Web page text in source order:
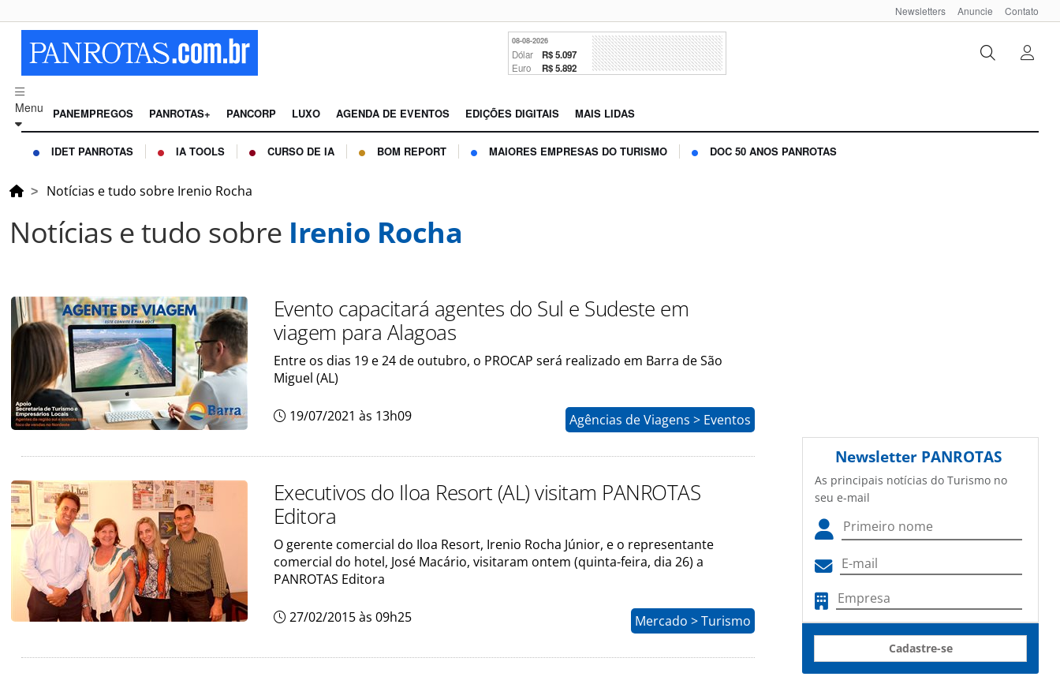
Newsletters Anuncie Contato
08-08-2026
Dólar R$ 5.097
Euro R$ 5.892
Menu PANEMPREGOS PANROTAS+ PANCORP LUXO AGENDA DE EVENTOS EDIÇÕES DIGITAIS MAIS LIDAS
IDET PANROTAS IA TOOLS CURSO DE IA BOM REPORT MAIORES EMPRESAS DO TURISMO DOC 50 ANOS PANROTAS
Notícias e tudo sobre Irenio Rocha
Notícias e tudo sobre Irenio Rocha
Evento capacitará agentes do Sul e Sudeste em
viagem para Alagoas
Entre os dias 19 e 24 de outubro, o PROCAP será realizado em Barra de São
Miguel (AL)
19/07/2021 às 13h09 Agências de Viagens > Eventos
Executivos do Iloa Resort (AL) visitam PANROTAS
Editora
O gerente comercial do Iloa Resort, Irenio Rocha Júnior, e o representante
comercial do hotel, José Macário, visitaram ontem (quinta-feira, dia 26) a
PANROTAS Editora
27/02/2015 às 09h25 Mercado > Turismo
Newsletter PANROTAS
As principais notícias do Turismo no
seu e-mail
Cadastre-se